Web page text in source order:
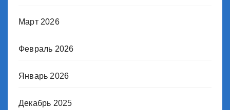
Март 2026
Февраль 2026
Январь 2026
Декабрь 2025